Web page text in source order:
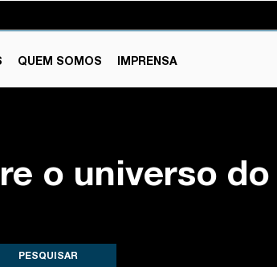
QUEM SOMOS IMPRENSA
o universo
PESQUISAR